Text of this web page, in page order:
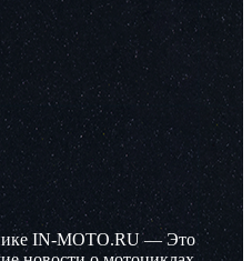
IN-MOTO.RU — Это